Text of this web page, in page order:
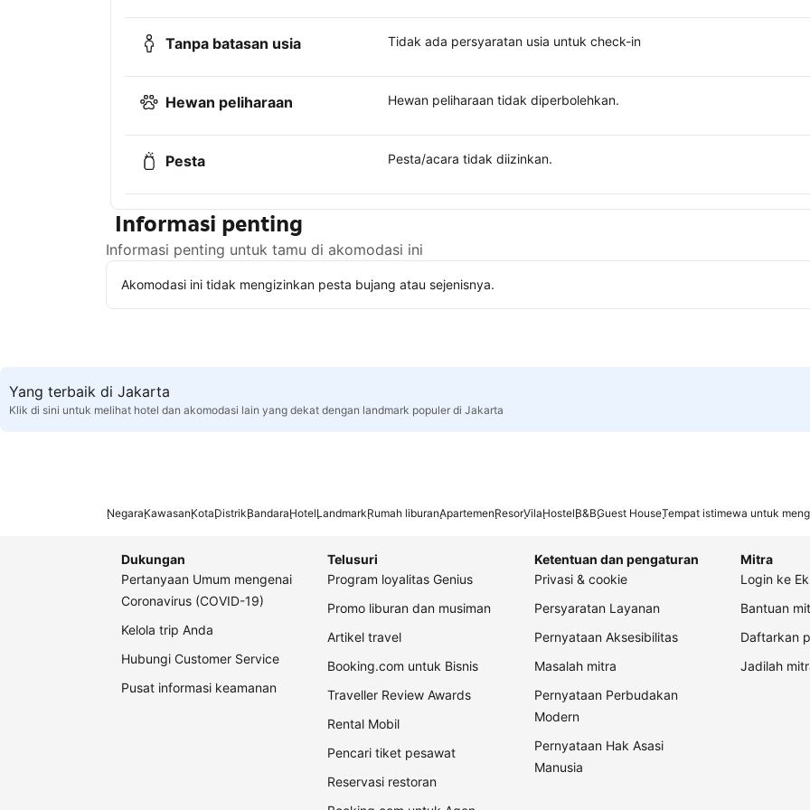
Tanpa batasan usia Tidak ada persyaratan usia untuk check-in
Hewan peliharaan Hewan peliharaan tidak diperbolehkan.
Pesta Pesta/acara tidak diizinkan.
Informasi penting
Informasi penting untuk tamu di akomodasi ini
Akomodasi ini tidak mengizinkan pesta bujang atau sejenisnya.
Yang terbaik di Jakarta
Klik di sini untuk melihat hotel dan akomodasi lain yang dekat dengan landmark populer di Jakarta
NegaraKawasanKotaDistrikBandaraHotelLandmarkRumah liburanApartemenResorVilaHostelB&BGuest HouseTempat istimewa untuk
Dukungan
Pertanyaan Umum mengenai
Coronavirus (COVID-19)
Kelola trip Anda
Hubungi Customer Service
Pusat informasi keamanan
Telusuri
Program loyalitas Genius
Promo liburan dan musiman
Artikel travel
Booking.com untuk Bisnis
Traveller Review Awards
Rental Mobil
Pencari tiket pesawat
Reservasi restoran
Ketentuan dan pengaturan
Privasi & cookie
Persyaratan Layanan
Pernyataan Aksesibilitas
Masalah mitra
Pernyataan Perbudakan
Modern
Pernyataan Hak Asasi
Manusia
Mitra
Login ke
Bantuan
Daftarkan
Jadilah